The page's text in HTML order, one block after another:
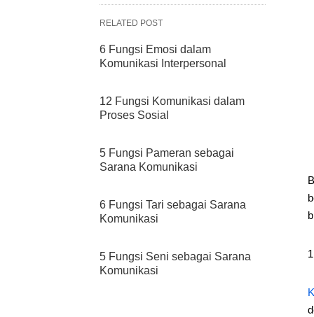
RELATED POST
6 Fungsi Emosi dalam
Komunikasi Interpersonal
12 Fungsi Komunikasi dalam
Proses Sosial
5 Fungsi Pameran sebagai
Sarana Komunikasi
6 Fungsi Tari sebagai Sarana
Komunikasi
5 Fungsi Seni sebagai Sarana
Komunikasi